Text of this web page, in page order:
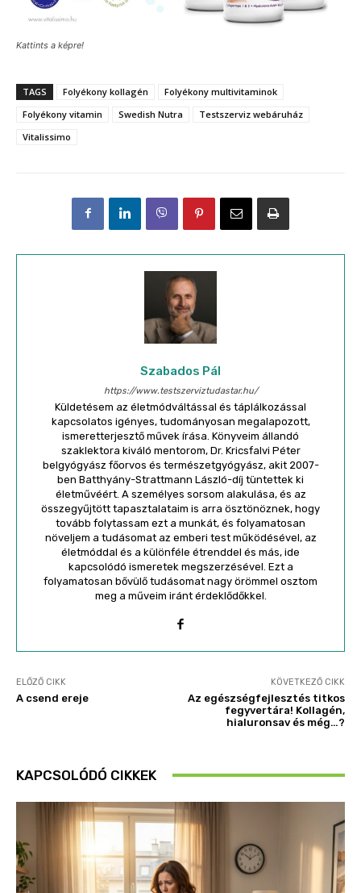
Kattints a képre!
TAGS Folyékony kollagén
Folyékony multivitaminok
Folyékony vitamin
Swedish Nutra
Testszerviz webáruház
Vitalissimo
Szabados Pál
https://www.testszerviztudastar.hu/
Küldetésem az életmódváltással és táplálkozással
kapcsolatos igényes, tudományosan megalapozott,
ismeretterjesztő művek írása. Könyveim állandó
szaklektora kiváló mentorom, Dr. Kricsfalvi Péter
belgyógyász főorvos és természetgyógyász, akit 2007-
ben Batthyány-Strattmann László-díj tüntettek ki
életművéért. A személyes sorsom alakulása, és az
összegyűjtött tapasztalataim is arra ösztönöznek, hogy
tovább folytassam ezt a munkát, és folyamatosan
növeljem a tudásomat az emberi test működésével, az
életmóddal és a különféle étrenddel és más, ide
kapcsolódó ismeretek megszerzésével. Ezt a
folyamatosan bővülő tudásomat nagy örömmel osztom
meg a műveim iránt érdeklődőkkel.
ELŐZŐ CIKK
A csend ereje
KÖVETKEZŐ CIKK
Az egészségfejlesztés titkos
fegyvertára! Kollagén,
hialuronsav és még…?
KAPCSOLÓDÓ CIKKEK